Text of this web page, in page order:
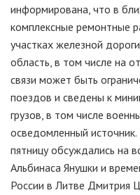
информирована, что в
комплексные ремонтные
участках железной
область, в том числе на
связи может быть
поездов и сведены к
грузов, в том числе
осведомленный
пятницу обсуждались на
Альбинаса Янушки и
России в Литве Дмитрия